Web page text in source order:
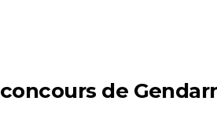
concours de